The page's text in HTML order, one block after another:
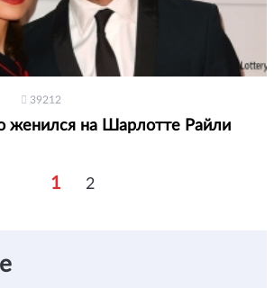
39212
женился на Шарлотте Райли
1 2